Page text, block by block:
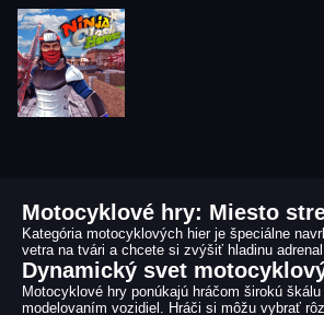
Motocyklové hry: Miesto
Kategória motocyklových hier je špeciálne
vetra na tvári a chcete si zvýšiť hladinu
Dynamický svet
Motocyklové hry ponúkajú hráčom širokú
modelovaním vozidiel. Hráči si môžu vybrať